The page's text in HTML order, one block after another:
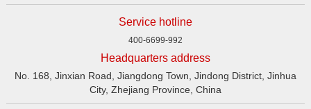
Service hotline
400-6699-992
Headquarters address
No. 168, Jinxian Road, Jiangdong Town, Jindong District, Jinhua
City, Zhejiang Province, China